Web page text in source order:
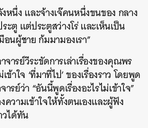
หนึ่ง และจ้างเจ๊คนหนึ่งขนของ กลาง
ตู แต่ประตูสว่างโร่ และเห็นเป็น
อนผู้ชาย ก้มมามองเรา”
ารย์วีระขัดการเล่าเรื่องของคุณพร
ข้าใจ ‘ที่มาที่ไป’ ของเรื่องราว โดยพูด
รย์ว่า “อันนี้พูดเรื่องอะไรไม่เข้าใจ”
ความเข้าใจให้ทั้งตนเองและผู้ฟัง
วได้ทัน